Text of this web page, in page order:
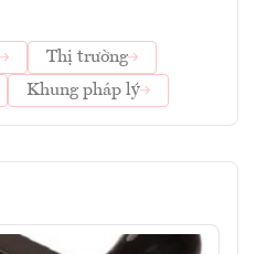
Thị trường
Khung pháp lý